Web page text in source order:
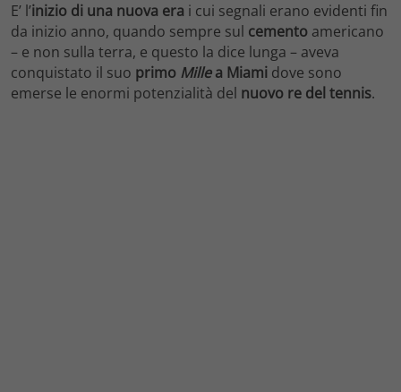
E’ l’inizio di una nuova era i cui segnali erano evidenti fin
da inizio anno, quando sempre sul cemento americano
– e non sulla terra, e questo la dice lunga – aveva
conquistato il suo primo Mille a Miami dove sono
emerse le enormi potenzialità del nuovo re del tennis.